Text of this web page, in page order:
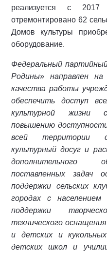
реализуется с
отремонтировано 62
Домов культуры
оборудование.
Федеральный
Родины» направлен
качества работы
обеспечить доступ
культурной жизни
повышению
всей территории
культурный досуг и
дополнительного
поставленных задач
поддержки сельских
городах с
поддержки
технического
и детских и
детских школ и